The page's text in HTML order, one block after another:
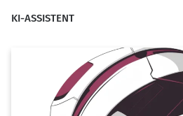
KI-ASSISTENT